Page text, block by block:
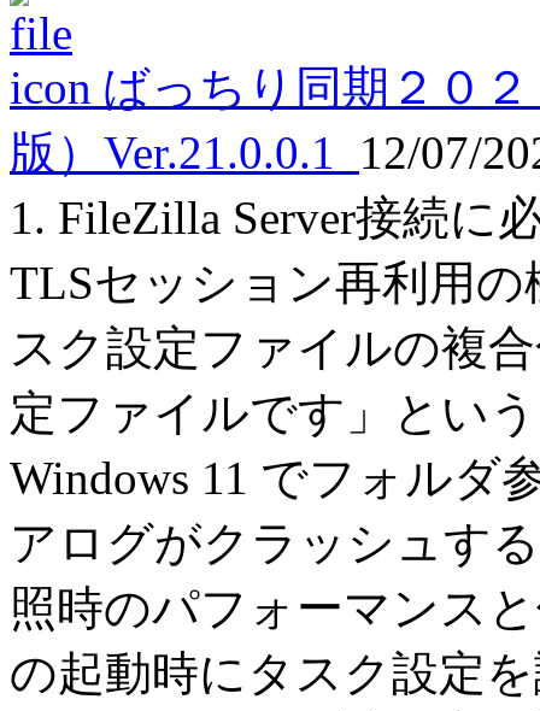
ばっちり同期２０
版）Ver.21.0.0.1
12/07/
1. FileZilla Server接続に
TLSセッション再利用
スク設定ファイルの複
定ファイルです」とい
Windows 11 でフォルダ
アログがクラッシュす
照時のパフォーマンス
の起動時にタスク設定